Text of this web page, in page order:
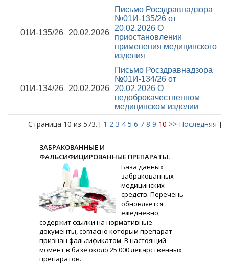
01И-135/26 20.02.2026
Письмо Росздравнадзора
№01И-135/26 от
20.02.2026 О
приостановлении
применения медицинского
изделия
01И-134/26 20.02.2026
Письмо Росздравнадзора
№01И-134/26 от
20.02.2026 О
недоброкачественном
медицинском изделии
Страница 10 из 573. [ 1 2 3 4 5 6 7 8 9 10 >> Последняя ]
ЗАБРАКОВАННЫЕ И
ФАЛЬСИФИЦИРОВАННЫЕ ПРЕПАРАТЫ.
База данных
забракованных
медицинских
средств. Перечень
обновляется
ежедневно,
содержит ссылки на нормативные
документы, согласно которым препарат
признан фальсификатом. В настоящий
момент в базе около 25 000 лекарственных
препаратов.